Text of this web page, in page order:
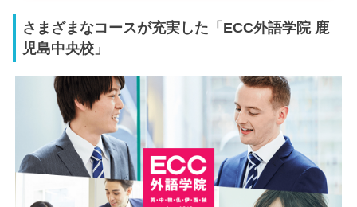
さまざまなコースが充実した「ECC外語学院 鹿
児島中央校」